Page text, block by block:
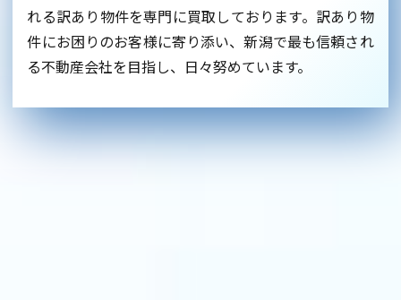
れる訳あり物件を専門に買取しております。訳あり物
件にお困りのお客様に寄り添い、新潟で最も信頼され
る不動産会社を目指し、日々努めています。